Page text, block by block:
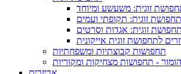
זוגית: משעשע ומיוחד
תחפושת זוגית: תקופתי ועמים
תחפושת זוגית: אגדות וסרטים
לתחפושת זוגית אייקונית
תחפושות קבוצתיות ומשפחתיות
- תחפושות מצחיקות ומקוריות